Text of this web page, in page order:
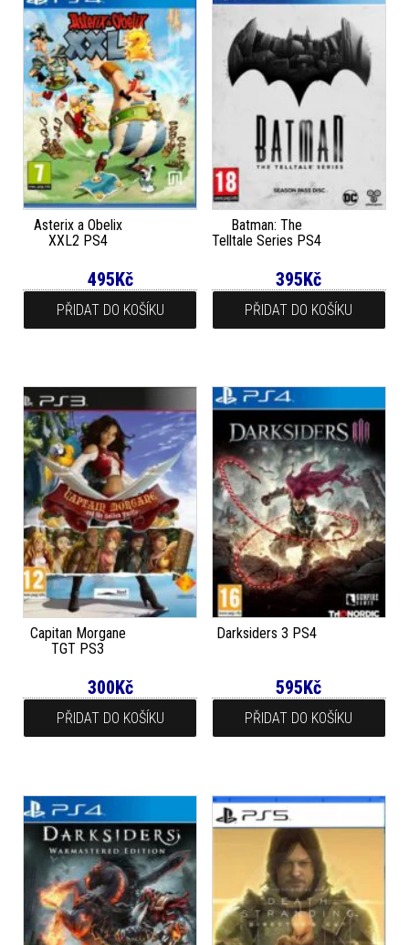
Asterix a Obelix
XXL2 PS4
495Kč
PŘIDAT DO KOŠÍKU
Batman: The
Telltale Series PS4
395Kč
PŘIDAT DO KOŠÍKU
Capitan Morgane
TGT PS3
300 Kč
PŘIDAT DO KOŠÍKU
Darksiders 3 PS4
595 Kč
PŘIDAT DO KOŠÍKU